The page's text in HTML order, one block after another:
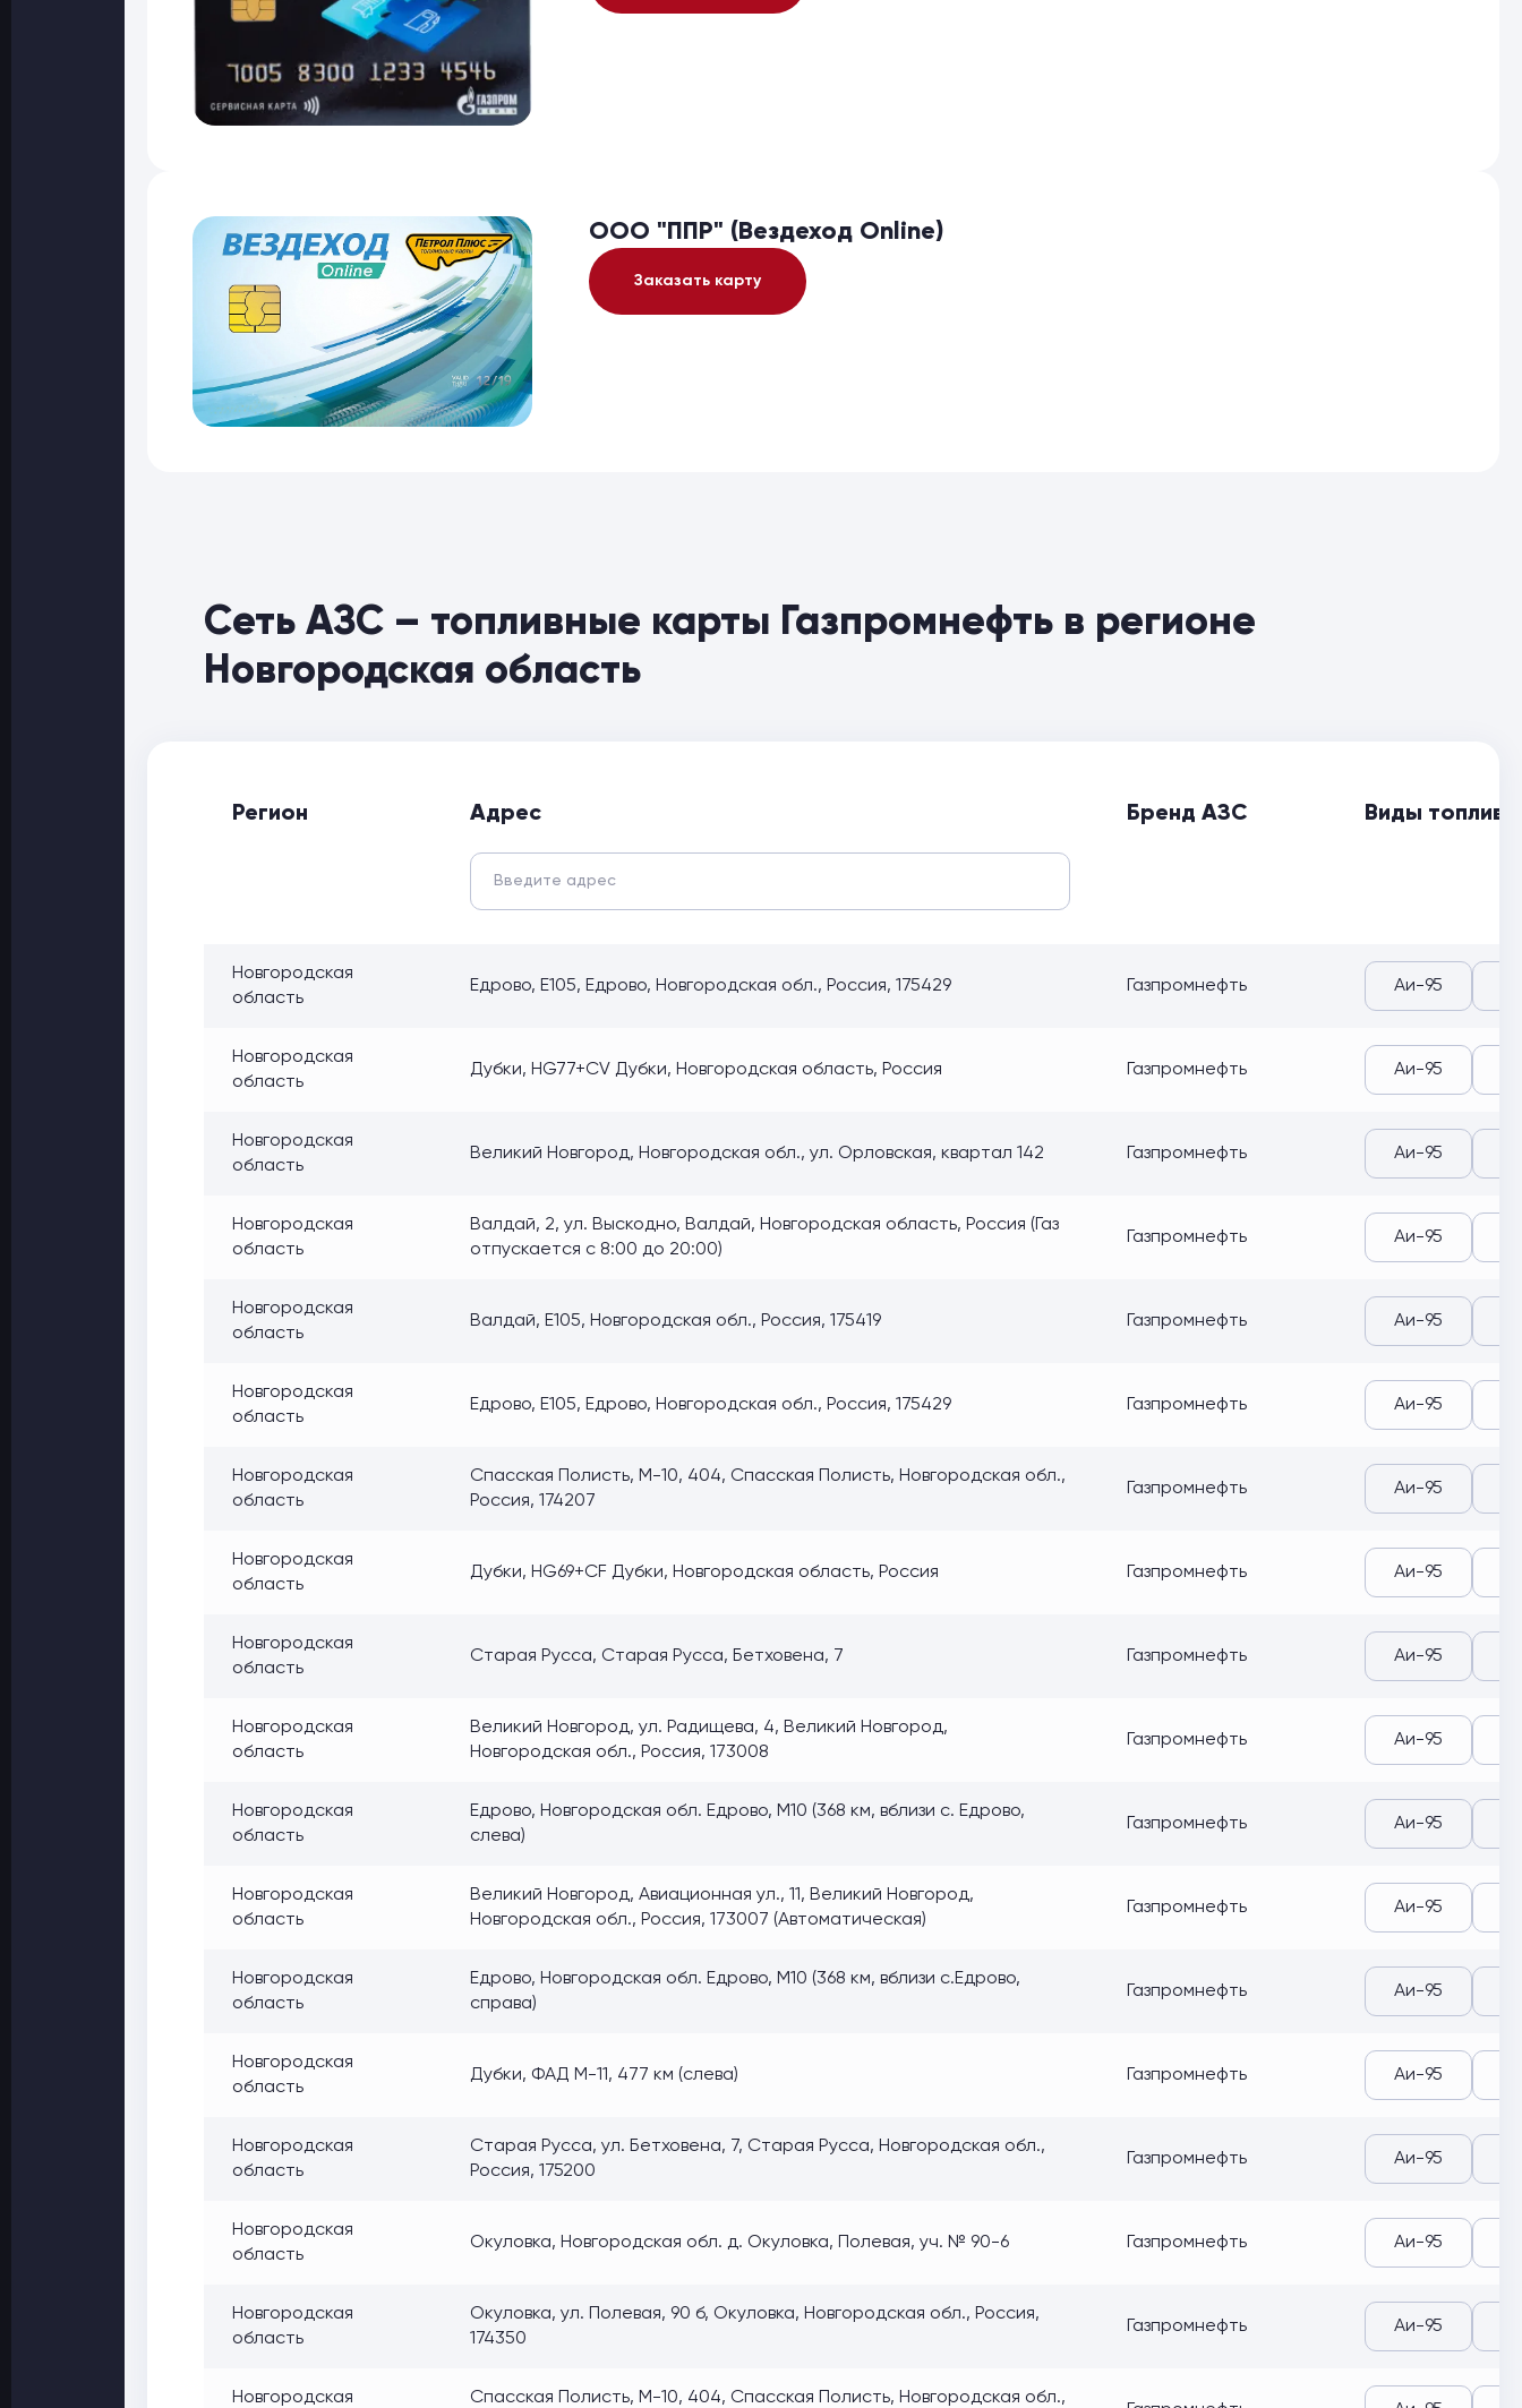
ООО "ППР" (Вездеход Online)
Заказать карту
Сеть АЗС – топливные карты Газпромнефть в регионе
Новгородская область
Регион Адрес Бренд АЗС Виды топлива
Новгородская
область
Едрово, E105, Едрово, Новгородская обл., Россия, 175429 Газпромнефть Аи-95
Новгородская
область
Дубки, HG77+CV Дубки, Новгородская область, Россия Газпромнефть Аи-95
Новгородская
область
Великий Новгород, Новгородская обл., ул. Орловская, квартал 142 Газпромнефть Аи-95
Новгородская
область
Валдай, 2, ул. Выскодно, Валдай, Новгородская область, Россия (Газ
отпускается с 8:00 до 20:00)
Газпромнефть Аи-95
Новгородская
область
Валдай, E105, Новгородская обл., Россия, 175419 Газпромнефть Аи-95
Новгородская
область
Едрово, E105, Едрово, Новгородская обл., Россия, 175429 Газпромнефть Аи-95
Новгородская
область
Спасская Полисть, М-10, 404, Спасская Полисть, Новгородская обл.,
Россия, 174207
Газпромнефть Аи-95
Новгородская
область
Дубки, HG69+CF Дубки, Новгородская область, Россия Газпромнефть Аи-95
Новгородская
область
Старая Русса, Старая Русса, Бетховена, 7 Газпромнефть Аи-95
Новгородская
область
Великий Новгород, ул. Радищева, 4, Великий Новгород,
Новгородская обл., Россия, 173008
Газпромнефть Аи-95
Новгородская
область
Едрово, Новгородская обл. Едрово, М10 (368 км, вблизи с. Едрово,
слева)
Газпромнефть Аи-95
Новгородская
область
Великий Новгород, Авиационная ул., 11, Великий Новгород,
Новгородская обл., Россия, 173007 (Автоматическая)
Газпромнефть Аи-95
Новгородская
область
Едрово, Новгородская обл. Едрово, М10 (368 км, вблизи с.Едрово,
справа)
Газпромнефть Аи-95
Новгородская
область
Дубки, ФАД М-11, 477 км (слева) Газпромнефть Аи-95
Новгородская
область
Старая Русса, ул. Бетховена, 7, Старая Русса, Новгородская обл.,
Россия, 175200
Газпромнефть Аи-95
Новгородская
область
Окуловка, Новгородская обл. д. Окуловка, Полевая, уч. № 90-6 Газпромнефть Аи-95
Новгородская
область
Окуловка, ул. Полевая, 90 б, Окуловка, Новгородская обл., Россия,
174350
Газпромнефть Аи-95
Новгородская Спасская Полисть, М-10, 404, Спасская Полисть, Новгородская обл.,